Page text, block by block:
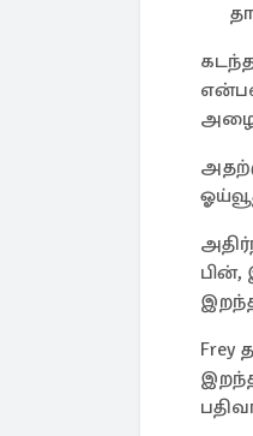
கடந்த
பின்,
Frey